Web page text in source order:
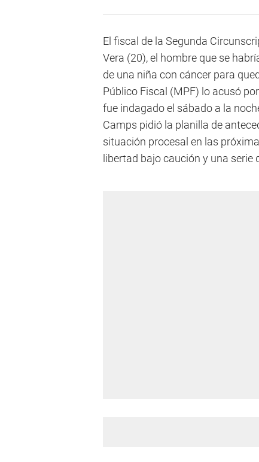
El fiscal de la Segunda
Vera (20), el hombre que se
de una niña con cáncer para
Público Fiscal (MPF) lo acusó
fue indagado el sábado a la
Camps pidió la planilla de
situación procesal en las
libertad bajo caución y una serie